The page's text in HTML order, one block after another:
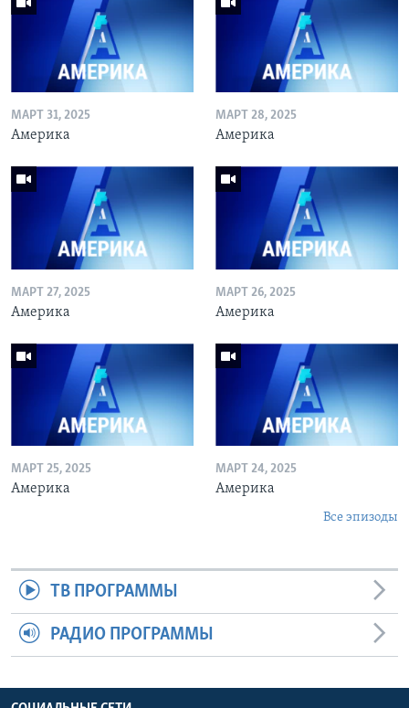
МАРТ 31, 2025
Америка
МАРТ 28, 2025
Америка
МАРТ 27, 2025
Америка
МАРТ 26, 2025
Америка
МАРТ 25, 2025
Америка
МАРТ 24, 2025
Америка
Все эпизоды
ТВ ПРОГРАММЫ
РАДИО ПРОГРАММЫ